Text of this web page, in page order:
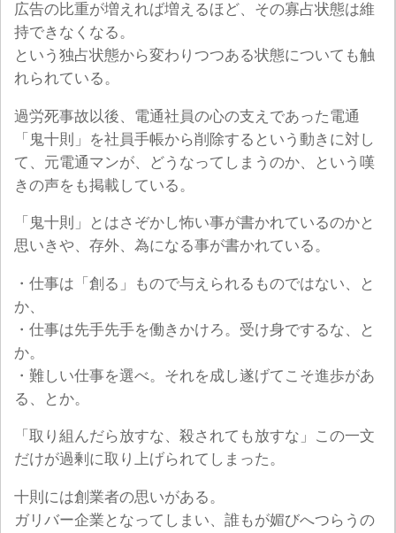
広告の比重が増えれば増えるほど、その寡占状態は維
持できなくなる。
という独占状態から変わりつつある状態についても触
れられている。
過労死事故以後、電通社員の心の支えであった電通
「鬼十則」を社員手帳から削除するという動きに対し
て、元電通マンが、どうなってしまうのか、という嘆
きの声をも掲載している。
「鬼十則」とはさぞかし怖い事が書かれているのかと
思いきや、存外、為になる事が書かれている。
・仕事は「創る」もので与えられるものではない、と
か、
・仕事は先手先手を働きかけろ。受け身でするな、と
か。
・難しい仕事を選べ。それを成し遂げてこそ進歩があ
る、とか。
「取り組んだら放すな、殺されても放すな」この一文
だけが過剰に取り上げられてしまった。
十則には創業者の思いがある。
ガリバー企業となってしまい、誰もが媚びへつらうの